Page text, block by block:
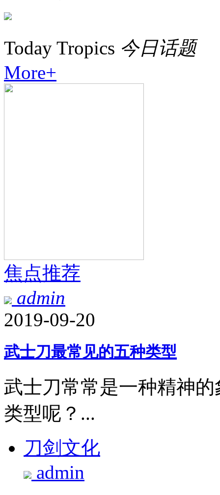
Today Tropics 今日话题
More+
焦点推荐
admin
2019-09-20
武士刀最常见的五种类型
武士刀常常是一种精神
类型呢？...
刀剑文化
admin